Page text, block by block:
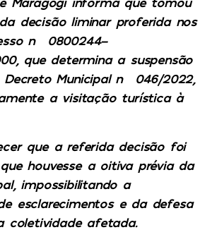
decisão liminar proferida nos
n° 0800244-
que determina a suspensão
Municipal n° 046/2022,
a visitação turística à
que a referida decisão foi
houvesse a oitiva prévia da
impossibilitando a
esclarecimentos e da defesa
coletividade afetada.